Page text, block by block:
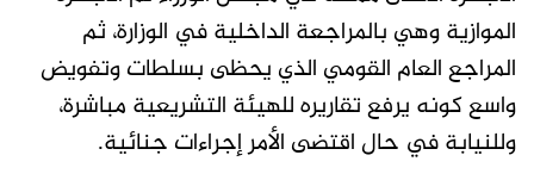
الموازية وهي بالمراجعة الداخلية في الوزارة، ثم
المراجع العام القومي الذي يحظى بسلطات وتفويض
واسع كونه يرفع تقاريره للهيئة التشريعية مباشرة،
وللنيابة في حال اقتضى الأمر إجراءات جنائية.